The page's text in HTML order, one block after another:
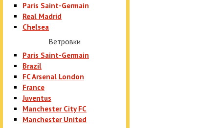
Paris Saint-Germain
Real Madrid
Chelsea
Ветровки
Paris Saint-Germain
Brazil
FC Arsenal London
France
Juventus
Manchester City FC
Manchester United